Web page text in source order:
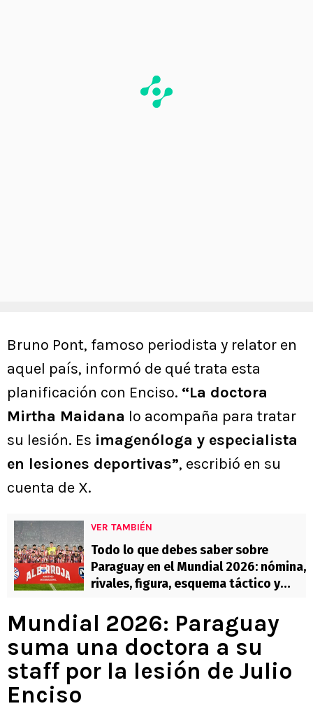
Bruno Pont, famoso periodista y relator en
aquel país, informó de qué trata esta
planificación con Enciso. “La doctora
Mirtha Maidana lo acompaña para tratar
su lesión. Es imagenóloga y especialista
en lesiones deportivas”, escribió en su
cuenta de X.
VER TAMBIÉN
Todo lo que debes saber sobre
Paraguay en el Mundial 2026: nómina,
rivales, figura, esquema táctico y
Mundial 2026: Paraguay
suma una doctora a su
staff por la lesión de Julio
Enciso